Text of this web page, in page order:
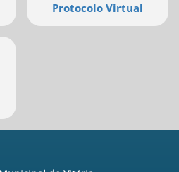
Protocolo Virtual